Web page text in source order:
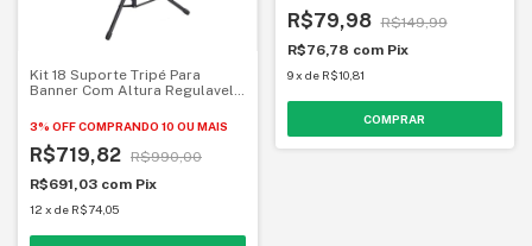
Kit 18 Suporte Tripé Para
Banner Com Altura Regulavel
3% OFFCOMPRANDO 10 OU MAIS
R$719,82 R$990,00
R$691,03 com Pix
12 x de R$74,05
R$79,98 R$149,99
R$76,78 com Pix
9 x de R$10,81